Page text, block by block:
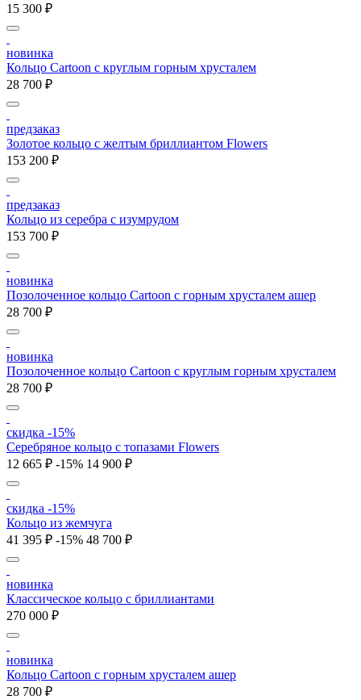
15 300 ₽
новинка
Кольцо Cartoon c круглым горным хрусталем
28 700 ₽
предзаказ
Золотое кольцо с желтым бриллиантом Flowers
153 200 ₽
предзаказ
Кольцо из серебра с изумрудом
153 700 ₽
новинка
Позолоченное кольцо Cartoon c горным хрусталем ашер
28 700 ₽
новинка
Позолоченное кольцо Cartoon c круглым горным хрусталем
28 700 ₽
скидка -15%
Серебряное кольцо с топазами Flowers
12 665 ₽ -15% 14 900 ₽
скидка -15%
Кольцо из жемчуга
41 395 ₽ -15% 48 700 ₽
новинка
Классическое кольцо с бриллиантами
270 000 ₽
новинка
Кольцо Cartoon c горным хрусталем ашер
28 700 ₽